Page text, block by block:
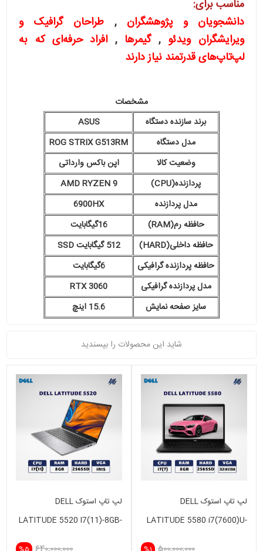
مناسب برای:
دانشجویان و پژوهشگران, طراحان گرافیک و
ویرایشگران ویدئو ,گیمرها,افراد حرفه‌ای که به
لپ‌تاپ‌های قدرتمند نیاز دارند
مشخصات
برند سازنده دستگاه
ASUS
مدل دستگاه
ROG STRIX G513RM
وضعیت کالا
اپن باکس وارداتی
پردازنده(CPU)
AMD RYZEN 9
مدل پردازنده
6900HX
حافظه رم(RAM)
16گیگابایت
حافظه داخلی(HARD)
512 گیگابایت SSD
حافظه پردازنده گرافیکی
6گیگابایت
مدل پردازنده گرافیکی
RTX 3060
سایز صفحه نمایش
15.6 اینچ
شاید این محصولات را بپسندید
لپ تاپ استوک DELL
LATITUDE 5580 i7(7600)U-
لپ تاپ استوک DELL
LATITUDE 5520 I7(11)-8GB-